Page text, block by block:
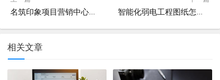
名筑印象项目营销中心弱电智能化工程询比采购公告 智能化弱电工程图纸怎么做，让本文来告诉你[今日更新]
相关文章